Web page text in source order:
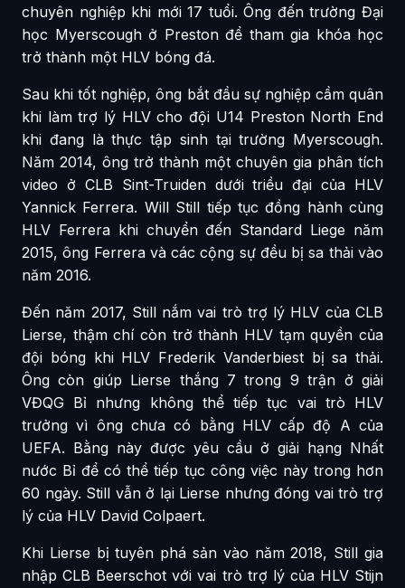
chuyên nghiệp khi mới 17 tuổi. Ông đến trường Đại
học Myerscough ở Preston để tham gia khóa học
trở thành một HLV bóng đá.
Sau khi tốt nghiệp, ông bắt đầu sự nghiệp cầm quân
khi làm trợ lý HLV cho đội U14 Preston North End
khi đang là thực tập sinh tại trường Myerscough.
Năm 2014, ông trở thành một chuyên gia phân tích
video ở CLB Sint-Truiden dưới triều đại của HLV
Yannick Ferrera. Will Still tiếp tục đồng hành cùng
HLV Ferrera khi chuyển đến Standard Liege năm
2015, ông Ferrera và các cộng sự đều bị sa thải vào
năm 2016.
Đến năm 2017, Still nắm vai trò trợ lý HLV của CLB
Lierse, thậm chí còn trở thành HLV tạm quyền của
đội bóng khi HLV Frederik Vanderbiest bị sa thải.
Ông còn giúp Lierse thắng 7 trong 9 trận ở giải
VĐQG Bỉ nhưng không thể tiếp tục vai trò HLV
trưởng vì ông chưa có bằng HLV cấp độ A của
UEFA. Bằng này được yêu cầu ở giải hạng Nhất
nước Bỉ để có thể tiếp tục công việc này trong hơn
60 ngày. Still vẫn ở lại Lierse nhưng đóng vai trò trợ
lý của HLV David Colpaert.
Khi Lierse bị tuyên phá sản vào năm 2018, Still gia
nhập CLB Beerschot với vai trò trợ lý của HLV Stijn